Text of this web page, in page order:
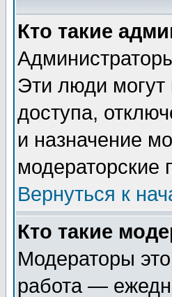
Кто такие
Эти люди могут
доступа,
и назначение
модераторские
Вернуться к
Кто такие
Модераторы
работа —